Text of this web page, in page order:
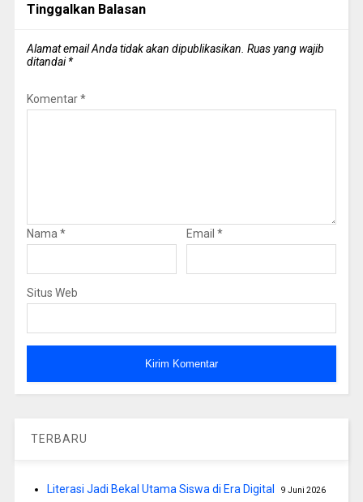
Tinggalkan Balasan
Alamat email Anda tidak akan dipublikasikan. Ruas yang wajib
ditandai*
Komentar*
Nama * Email *
Situs Web
TERBARU
Literasi Jadi Bekal Utama Siswa di Era Digital 9 Juni 2026